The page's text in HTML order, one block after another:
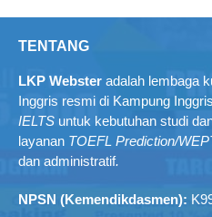
TENTANG
LKP Webster adalah lembaga
Inggris resmi di Kampung
IELTS untuk kebutuhan studi
layanan TOEFL Prediction/
dan administratif.
NPSN (Kemendikdasmen):